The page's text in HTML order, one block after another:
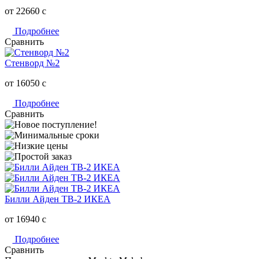
от 22660 c
Подробнее
Сравнить
Стенворд №2
от 16050 c
Подробнее
Сравнить
Билли Айден ТВ-2 ИКЕА
от 16940 c
Подробнее
Сравнить